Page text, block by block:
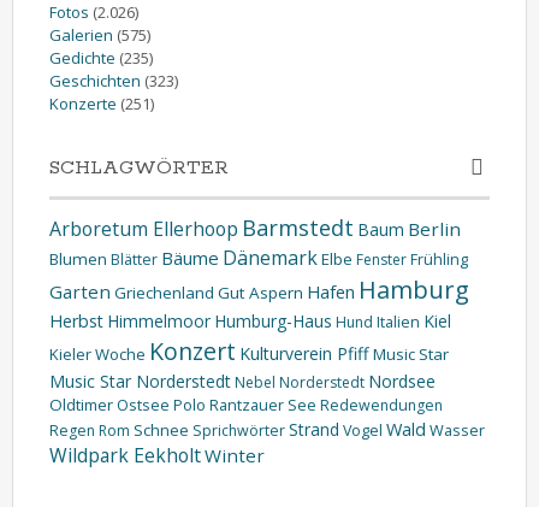
Fotos (2.026)
Galerien (575)
Gedichte (235)
Geschichten (323)
Konzerte (251)
SCHLAGWÖRTER
Arboretum Ellerhoop Barmstedt Baum Berlin
Blumen Blätter Bäume DänemarkElbe FensterFrühling
Garten Griechenland Gut Aspern Hafen Hamburg
Herbst Himmelmoor Humburg-Haus Hund Italien Kiel
Kieler Woche Konzert Kulturverein PfiffMusic Star
Music Star Norderstedt Nebel Norderstedt Nordsee
OldtimerOstsee Polo Rantzauer See Redewendungen
Regen Rom Schnee SprichwörterStrand Vogel Wald Wasser
Wildpark EekholtWinter